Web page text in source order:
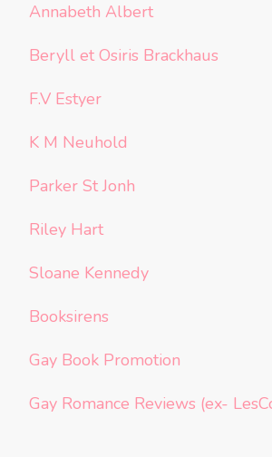
Annabeth Albert
Beryll et Osiris Brackhaus
F.V Estyer
K M Neuhold
Parker St Jonh
Riley Hart
Sloane Kennedy
Booksirens
Gay Book Promotion
Gay Romance Reviews (ex-